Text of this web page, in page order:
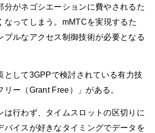
分がネゴシエーションに費やされるた
なってしまう。mMTCを実現するた
プルなアクセス制御技術が必要となる
として3GPPで検討されている有力技
ー（Grant Free）」がある。
は行わず、タイムスロットの区切りに
バイスが好きなタイミングでデータを